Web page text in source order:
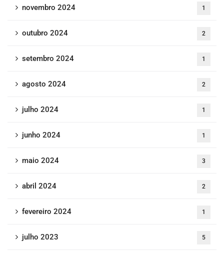
novembro 2024 1
outubro 2024 2
setembro 2024 1
agosto 2024 2
julho 2024 1
junho 2024 1
maio 2024 3
abril 2024 2
fevereiro 2024 1
julho 2023 5